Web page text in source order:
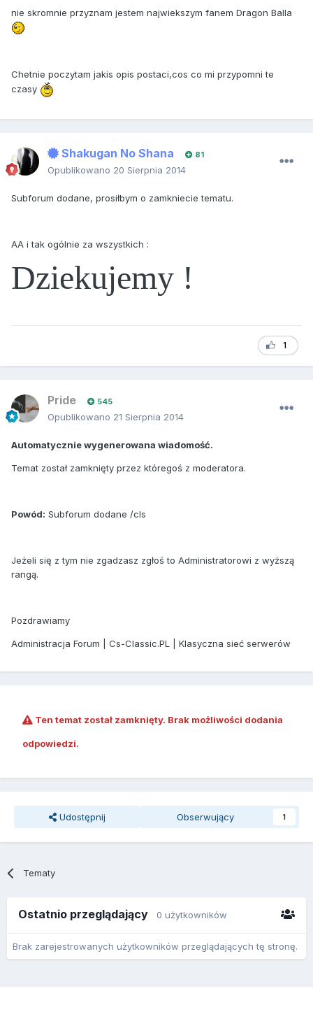
nie skromnie przyznam jestem najwiekszym fanem Dragon Balla
Chetnie poczytam jakis opis postaci,cos co mi przypomni te
czasy
Shakugan No Shana 81
Opublikowano 20 Sierpnia 2014
Subforum dodane, prosiłbym o zamkniecie tematu.
AA i tak ogólnie za wszystkich :
Dziekujemy !
1
Pride 545
Opublikowano 21 Sierpnia 2014
Automatycznie wygenerowana wiadomość.
Temat został zamknięty przez któregoś z moderatora.
Powód: Subforum dodane /cls
Jeżeli się z tym nie zgadzasz zgłoś to Administratorowi z wyższą
rangą.
Pozdrawiamy
Administracja Forum | Cs-Classic.PL | Klasyczna sieć serwerów
Ten temat został zamknięty. Brak możliwości dodania
odpowiedzi.
Udostępnij Obserwujący 1
Tematy
Ostatnio przeglądający 0 użytkowników
Brak zarejestrowanych użytkowników przeglądających tę stronę.